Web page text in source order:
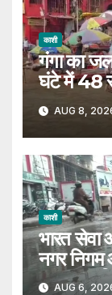
काशी
गंगा का
घंटे में 48
AUG 8,
काशी
भारत
नगर निगम
सवाल, 7
AUG 6,